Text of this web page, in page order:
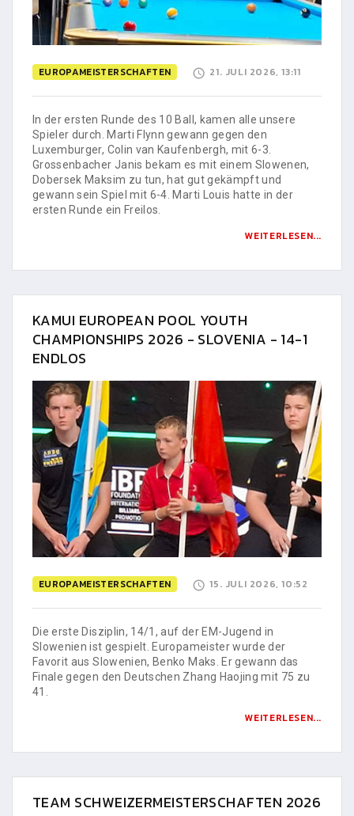
EUROPAMEISTERSCHAFTEN 21. JULI 2026, 13:11
In der ersten Runde des 10 Ball, kamen alle unsere
Spieler durch. Marti Flynn gewann gegen den
Luxemburger, Colin van Kaufenbergh, mit 6-3.
Grossenbacher Janis bekam es mit einem Slowenen,
Dobersek Maksim zu tun, hat gut gekämpft und
gewann sein Spiel mit 6-4. Marti Louis hatte in der
ersten Runde ein Freilos.
WEITERLESEN...
KAMUI EUROPEAN POOL YOUTH
CHAMPIONSHIPS 2026 - SLOVENIA - 14-1
ENDLOS
EUROPAMEISTERSCHAFTEN 15. JULI 2026, 10:52
Die erste Disziplin, 14/1, auf der EM-Jugend in
Slowenien ist gespielt. Europameister wurde der
Favorit aus Slowenien, Benko Maks. Er gewann das
Finale gegen den Deutschen Zhang Haojing mit 75 zu
41.
WEITERLESEN...
TEAM SCHWEIZERMEISTERSCHAFTEN 2026